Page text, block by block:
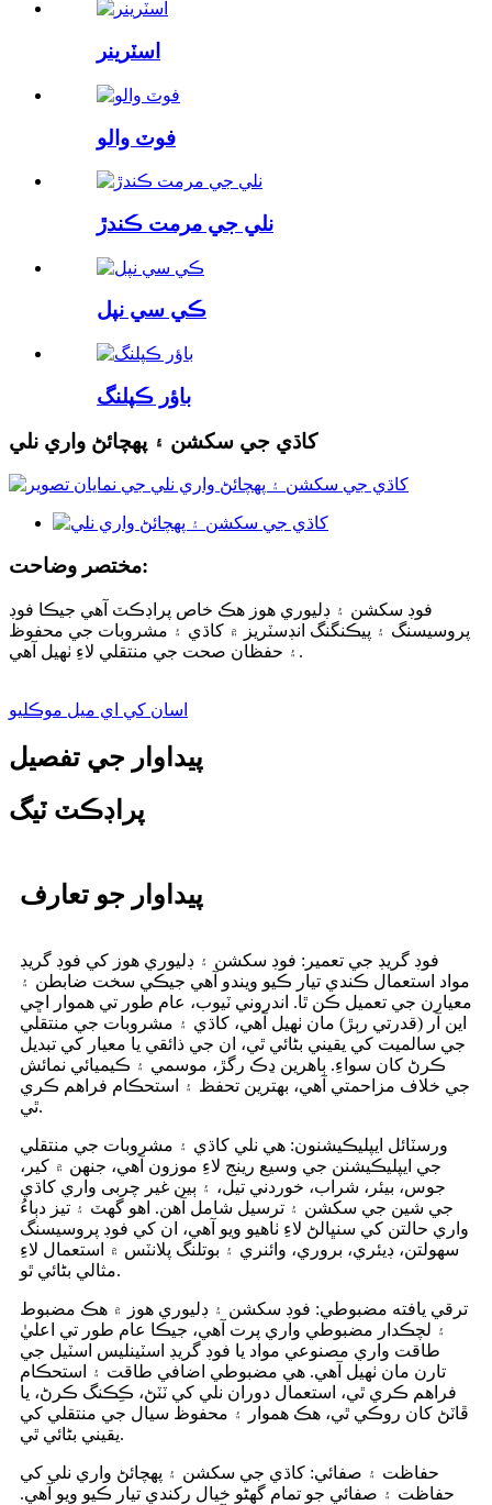
اسٽرينر
فوٽ والو
نلي جي مرمت ڪندڙ
ڪي سي نپل
باؤر ڪپلنگ
کاڌي جي سکشن ۽ پهچائڻ واري نلي
مختصر وضاحت:
فوڊ سکشن ۽ ڊليوري هوز هڪ خاص پراڊڪٽ آهي جيڪا فوڊ
پروسيسنگ ۽ پيڪنگنگ انڊسٽريز ۾ کاڌي ۽ مشروبات جي محفوظ
۽ حفظان صحت جي منتقلي لاءِ ٺهيل آهي.
اسان کي اي ميل موڪليو
پيداوار جي تفصيل
پراڊڪٽ ٽيگ
پيداوار جو تعارف
فوڊ گريڊ جي تعمير: فوڊ سکشن ۽ ڊليوري هوز کي فوڊ گريڊ
مواد استعمال ڪندي تيار ڪيو ويندو آهي جيڪي سخت ضابطن ۽
معيارن جي تعميل ڪن ٿا. اندروني ٽيوب، عام طور تي هموار اڇي
اين آر (قدرتي رٻڙ) مان ٺهيل آهي، کاڌي ۽ مشروبات جي منتقلي
جي سالميت کي يقيني بڻائي ٿي، ان جي ذائقي يا معيار کي تبديل
ڪرڻ کان سواءِ. ٻاهرين ڍڪ رگڙ، موسمي ۽ ڪيميائي نمائش
جي خلاف مزاحمتي آهي، بهترين تحفظ ۽ استحڪام فراهم ڪري
ٿي.
ورسٽائل ايپليڪيشنون: هي نلي کاڌي ۽ مشروبات جي منتقلي
جي ايپليڪيشنن جي وسيع رينج لاءِ موزون آهي، جنهن ۾ کير،
جوس، بيئر، شراب، خوردني تيل، ۽ ٻين غير چربی واري کاڌي
جي شين جي سکشن ۽ ترسيل شامل آهن. اهو گهٽ ۽ تيز دٻاءُ
واري حالتن کي سنڀالڻ لاءِ ٺاهيو ويو آهي، ان کي فوڊ پروسيسنگ
سهولتن، ڊيئري، بروري، وائنري ۽ بوتلنگ پلانٽس ۾ استعمال لاءِ
مثالي بڻائي ٿو.
ترقي يافته مضبوطي: فوڊ سکشن ۽ ڊليوري هوز ۾ هڪ مضبوط
۽ لچڪدار مضبوطي واري پرت آهي، جيڪا عام طور تي اعليٰ
طاقت واري مصنوعي مواد يا فوڊ گريڊ اسٽينلیس اسٽيل جي
تارن مان ٺهيل آهي. هي مضبوطي اضافي طاقت ۽ استحڪام
فراهم ڪري ٿي، استعمال دوران نلي کي ٽٽڻ، ڪِڪنگ ڪرڻ، يا
ڦاٽڻ کان روڪي ٿي، هڪ هموار ۽ محفوظ سيال جي منتقلي کي
يقيني بڻائي ٿي.
حفاظت ۽ صفائي: کاڌي جي سکشن ۽ پهچائڻ واري نلي کي
حفاظت ۽ صفائي جو تمام گهڻو خيال رکندي تيار ڪيو ويو آهي.